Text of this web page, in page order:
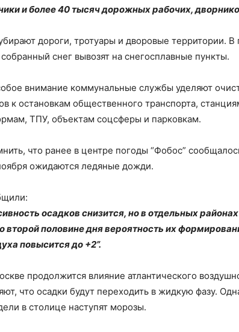
и более 40 тысяч дорожных рабочих,
дороги, тротуары и дворовые территории. В
снег вывозят на снегосплавные пункты.
внимание коммунальные службы уделяют
к остановкам общественного транспорта,
ТПУ, объектам соцсферы и парковкам.
что ранее в центре погоды “Фобос”
ожидаются ледяные дожди.
осадков снизится, но в отдельных
половине дня вероятность их
повысится до +2”.
продолжится влияние атлантического
что осадки будут переходить в жидкую фазу.
в столице наступят морозы.